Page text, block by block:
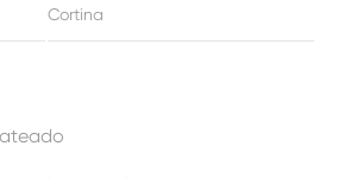
Cortina